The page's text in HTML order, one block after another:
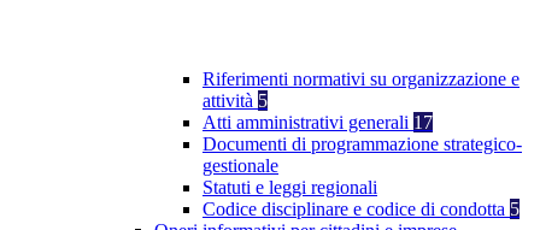
Riferimenti normativi su organizzazione e
attività 5
Atti amministrativi generali 17
Documenti di programmazione strategico-
gestionale
Statuti e leggi regionali
Codice disciplinare e codice di condotta 5